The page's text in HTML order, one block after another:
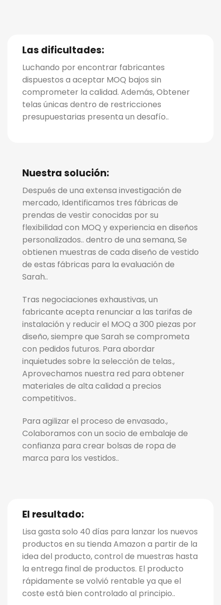
Las dificultades:
Luchando por encontrar fabricantes
dispuestos a aceptar MOQ bajos sin
comprometer la calidad. Además, Obtener
telas únicas dentro de restricciones
presupuestarias presenta un desafío..
Nuestra solución:
Después de una extensa investigación de
mercado, Identificamos tres fábricas de
prendas de vestir conocidas por su
flexibilidad con MOQ y experiencia en diseños
personalizados.. dentro de una semana, Se
obtienen muestras de cada diseño de vestido
de estas fábricas para la evaluación de
Sarah..
Tras negociaciones exhaustivas, un
fabricante acepta renunciar a las tarifas de
instalación y reducir el MOQ a 300 piezas por
diseño, siempre que Sarah se comprometa
con pedidos futuros. Para abordar
inquietudes sobre la selección de telas.,
Aprovechamos nuestra red para obtener
materiales de alta calidad a precios
competitivos..
Para agilizar el proceso de envasado.,
Colaboramos con un socio de embalaje de
confianza para crear bolsas de ropa de
marca para los vestidos..
El resultado:
Lisa gasta solo 40 días para lanzar los nuevos
productos en su tienda Amazon a partir de la
idea del producto, control de muestras hasta
la entrega final de productos. El producto
rápidamente se volvió rentable ya que el
coste está bien controlado al principio..